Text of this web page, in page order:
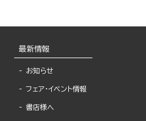
最新情報
お知らせ
フェア・イベント情報
書店様へ